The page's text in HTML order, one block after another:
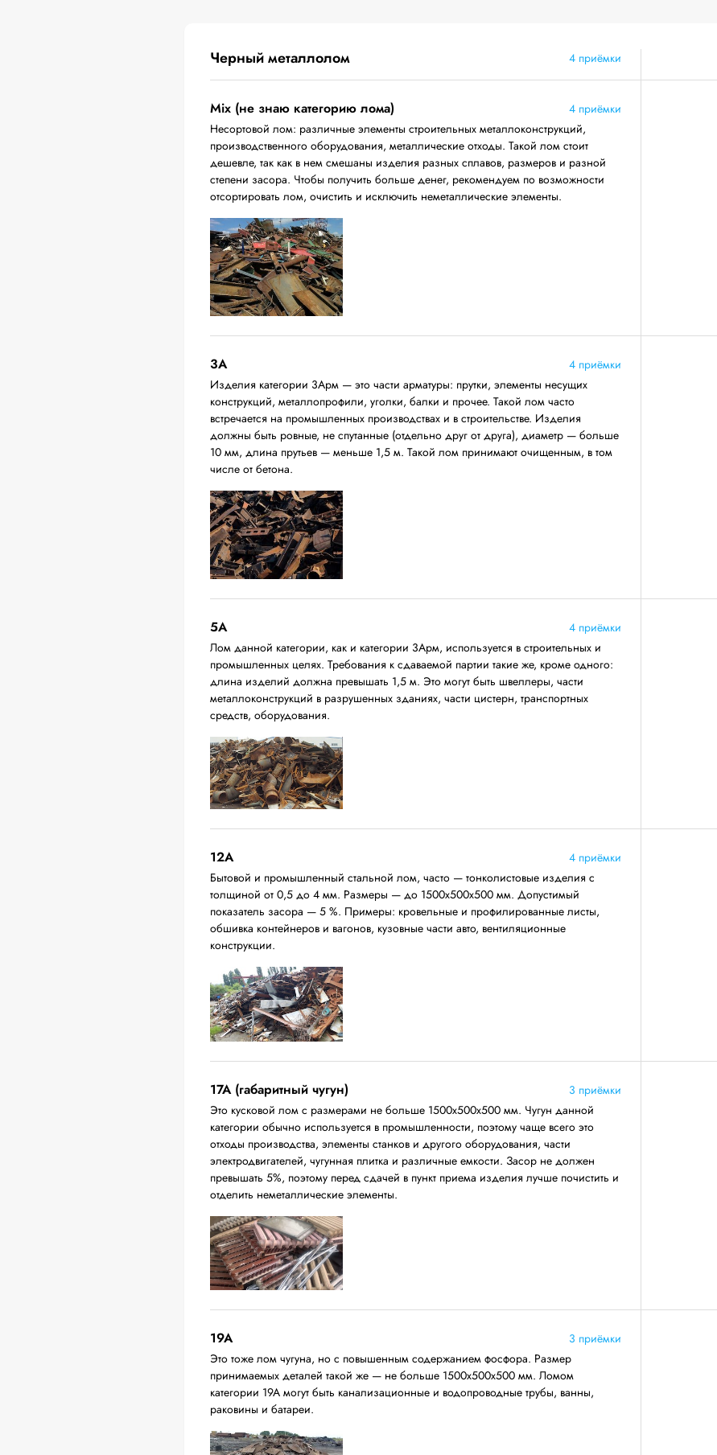
Черный металлолом 4 приёмки
Mix (не знаю категорию лома)
4 приёмки
Несортовой лом: различные элементы строительных металлоконструкций,
производственного оборудования, металлические отходы. Такой лом стоит
дешевле, так как в нем смешаны изделия разных сплавов, размеров и разной
степени засора. Чтобы получить больше денег, рекомендуем по возможности
отсортировать лом, очистить и исключить неметаллические элементы.
3А
4 приёмки
Изделия категории 3Арм — это части арматуры: прутки, элементы несущих
конструкций, металлопрофили, уголки, балки и прочее. Такой лом часто
встречается на промышленных производствах и в строительстве. Изделия
должны быть ровные, не спутанные (отдельно друг от друга), диаметр — больше
10 мм, длина прутьев — меньше 1,5 м. Такой лом принимают очищенным, в том
числе от бетона.
5А
4 приёмки
Лом данной категории, как и категории 3Арм, используется в строительных и
промышленных целях. Требования к сдаваемой партии такие же, кроме одного:
длина изделий должна превышать 1,5 м. Это могут быть швеллеры, части
металлоконструкций в разрушенных зданиях, части цистерн, транспортных
средств, оборудования.
12A
4 приёмки
Бытовой и промышленный стальной лом, часто — тонколистовые изделия с
толщиной от 0,5 до 4 мм. Размеры — до 1500х500х500 мм. Допустимый
показатель засора — 5 %. Примеры: кровельные и профилированные листы,
обшивка контейнеров и вагонов, кузовные части авто, вентиляционные
конструкции.
17А (габаритный чугун)
3 приёмки
Это кусковой лом с размерами не больше 1500х500х500 мм. Чугун данной
категории обычно используется в промышленности, поэтому чаще всего это
отходы производства, элементы станков и другого оборудования, части
электродвигателей, чугунная плитка и различные емкости. Засор не должен
превышать 5%, поэтому перед сдачей в пункт приема изделия лучше почистить и
отделить неметаллические элементы.
19A
3 приёмки
Это тоже лом чугуна, но с повышенным содержанием фосфора. Размер
принимаемых деталей такой же — не больше 1500х500х500 мм. Ломом
категории 19А могут быть канализационные и водопроводные трубы, ванны,
раковины и батареи.